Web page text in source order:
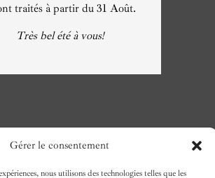
Gérer le consentement
nous utilisons des technologies telles que les
Maison française.
traités à partir du 31 Août.
Très bel été à vous!